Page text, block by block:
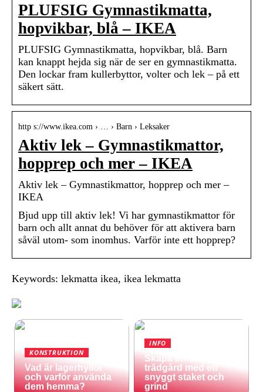
PLUFSIG Gymnastikmatta,
hopvikbar, blå – IKEA
PLUFSIG Gymnastikmatta, hopvikbar, blå. Barn
kan knappt hejda sig när de ser en gymnastikmatta.
Den lockar fram kullerbyttor, volter och lek – på ett
säkert sätt.
http s://www.ikea.com › … › Barn › Leksaker
Aktiv lek – Gymnastikmattor,
hopprep och mer – IKEA
Aktiv lek – Gymnastikmattor, hopprep och mer –
IKEA
Bjud upp till aktiv lek! Vi har gymnastikmattor för
barn och allt annat du behöver för att aktivera barn
såväl utom- som inomhus. Varför inte ett hopprep?
Keywords: lekmatta ikea, ikea lekmatta
KONSTRUKTION
Vad är lagerhyllor
och varför använda
dem hemma?
INFO
Skapa en vacker
trädgård med ett
snyggt staket och
grind